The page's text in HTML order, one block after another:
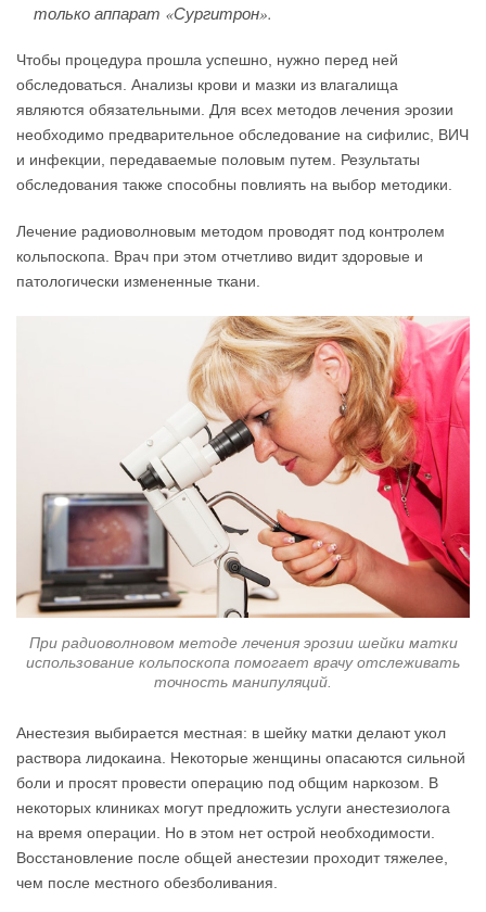
только аппарат «Сургитрон».
Чтобы процедура прошла успешно, нужно перед ней
обследоваться. Анализы крови и мазки из влагалища
являются обязательными. Для всех методов лечения эрозии
необходимо предварительное обследование на сифилис, ВИЧ
и инфекции, передаваемые половым путем. Результаты
обследования также способны повлиять на выбор методики.
Лечение радиоволновым методом проводят под контролем
кольпоскопа. Врач при этом отчетливо видит здоровые и
патологически измененные ткани.
При радиоволновом методе лечения эрозии шейки матки
использование кольпоскопа помогает врачу отслеживать
точность манипуляций.
Анестезия выбирается местная: в шейку матки делают укол
раствора лидокаина. Некоторые женщины опасаются сильной
боли и просят провести операцию под общим наркозом. В
некоторых клиниках могут предложить услуги анестезиолога
на время операции. Но в этом нет острой необходимости.
Восстановление после общей анестезии проходит тяжелее,
чем после местного обезболивания.